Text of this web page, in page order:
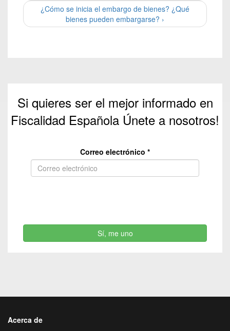
¿Cómo se inicia el embargo de bienes? ¿Qué
bienes pueden embargarse? ›
Si quieres ser el mejor informado en
Fiscalidad Española Únete a nosotros!
Correo electrónico *
Sí, me uno
Acerca de